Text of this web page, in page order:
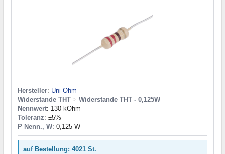
Hersteller: Uni Ohm
Widerstande THT > Widerstande THT - 0,125W
Nennwert: 130 kOhm
Toleranz: ±5%
P Nenn., W: 0,125 W
auf Bestellung: 4021 St.